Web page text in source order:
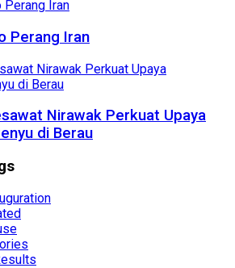
Perang Iran
Nirawak Perkuat Upaya
di Berau